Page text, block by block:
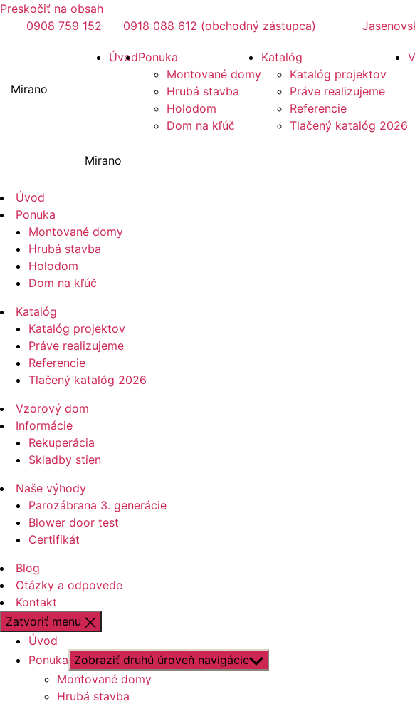
Preskočiť na obsah
0908 759 152
0918 088 612 (obchodný zástupca)
Mirano
ÚvodPonuka
Montované domy
Hrubá stavba
Holodom
Dom na kľúč
Katalóg
Katalóg projektov
Práve realizujeme
Referencie
Tlačený katalóg 2026
Mirano
Úvod
Ponuka
Montované domy
Hrubá stavba
Holodom
Dom na kľúč
Katalóg
Katalóg projektov
Práve realizujeme
Referencie
Tlačený katalóg 2026
Vzorový dom
Informácie
Rekuperácia
Skladby stien
Naše výhody
Parozábrana 3. generácie
Blower door test
Certifikát
Blog
Otázky a odpovede
Kontakt
Zatvoriť menu
Úvod
Ponuka Zobraziť druhú úroveň navigácie
Montované domy
Hrubá stavba